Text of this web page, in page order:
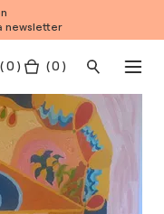
newsletter
(0 ) ( 0 )